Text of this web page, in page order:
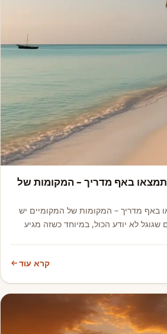
תמצאו באף מדריך – המקומות של
באף מדריך – המקומות של המקומיים יש
שגוגל לא יודע הכול, במיוחד כשזה מגיע
קרא עוד